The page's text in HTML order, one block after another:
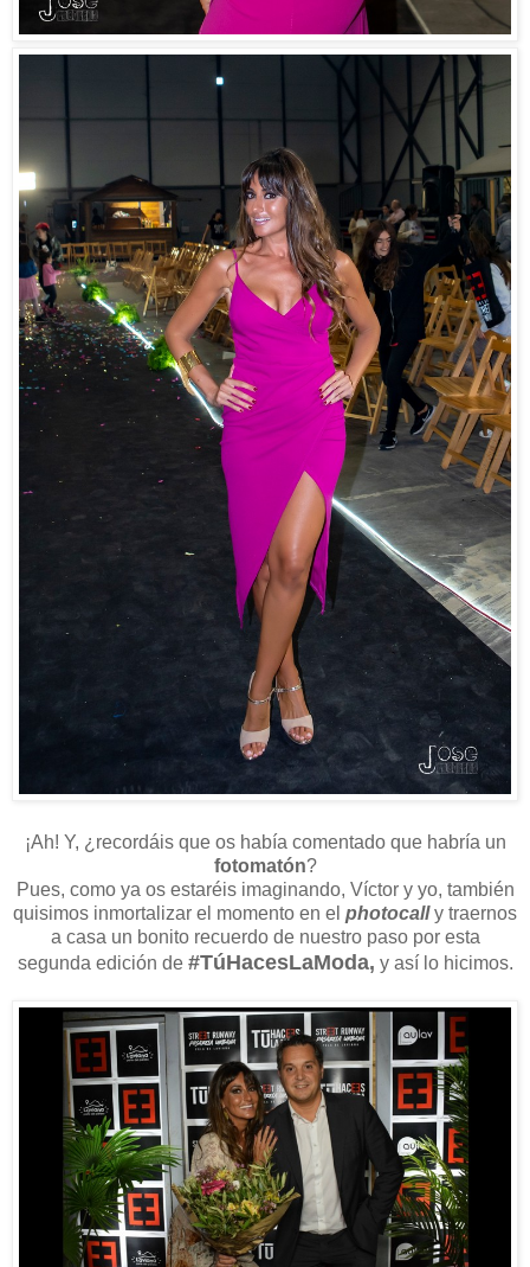
¡Ah! Y, ¿recordáis que os había comentado que habría un
fotomatón?
Pues, como ya os estaréis imaginando, Víctor y yo, también
quisimos inmortalizar el momento en el photocally traernos
a casa un bonito recuerdo de nuestro paso por esta
segunda edición de #TúHacesLaModa, y así lo hicimos.